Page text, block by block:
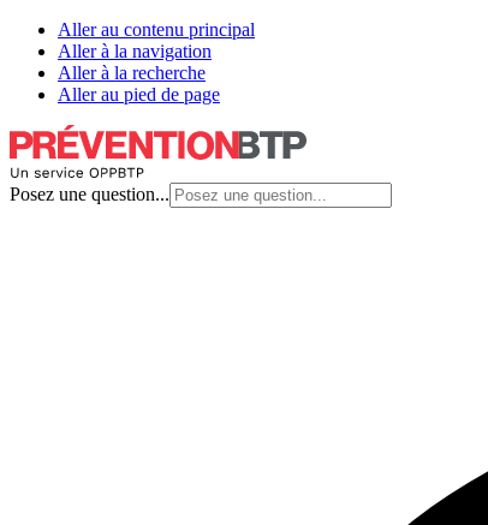
Aller au contenu principal
Aller à la navigation
Aller à la recherche
Aller au pied de page
Posez une question...